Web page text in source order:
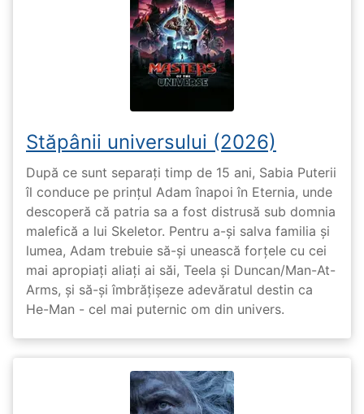
Stăpânii universului (2026)
După ce sunt separați timp de 15 ani, Sabia Puterii
îl conduce pe prințul Adam înapoi în Eternia, unde
descoperă că patria sa a fost distrusă sub domnia
malefică a lui Skeletor. Pentru a-și salva familia și
lumea, Adam trebuie să-și unească forțele cu cei
mai apropiați aliați ai săi, Teela și Duncan/Man-At-
Arms, și să-și îmbrățișeze adevăratul destin ca
He-Man - cel mai puternic om din univers.